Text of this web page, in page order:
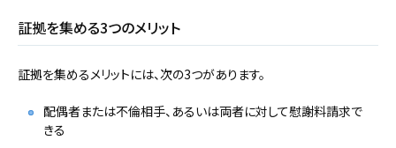
証拠を集める3つのメリット
証拠を集めるメリットには、次の3つがあります。
配偶者または不倫相手、あるいは両者に対して慰謝料請求で
きる